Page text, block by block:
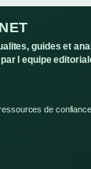
guides et
l equipe
de